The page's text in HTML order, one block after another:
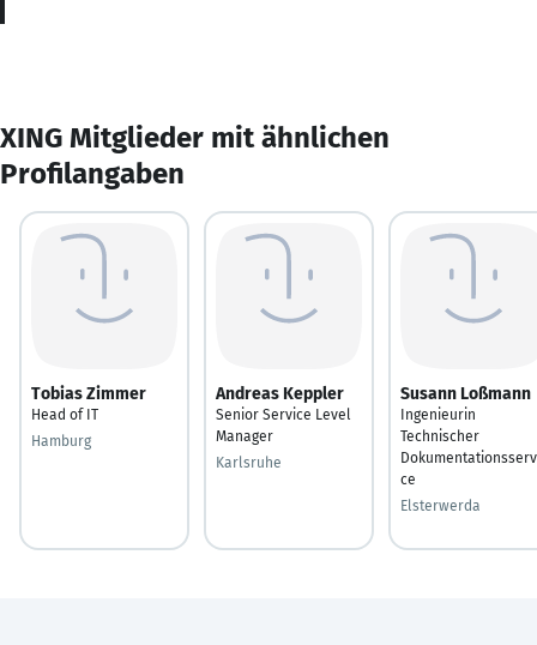
XING Mitglieder mit ähnlichen
Profilangaben
Tobias Zimmer
Head of IT
Hamburg
Andreas Keppler
Senior Service Level
Manager
Karlsruhe
Susann Loßmann
Ingenieurin
Technischer
ce
Elsterwerda